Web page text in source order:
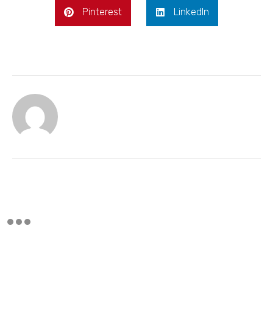
Pinterest LinkedIn